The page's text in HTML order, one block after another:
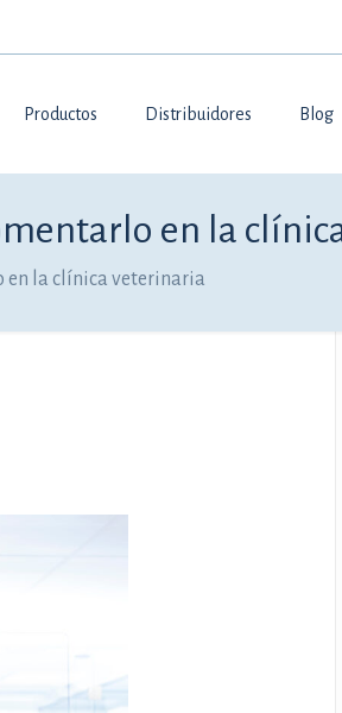
Productos Distribuidores Blog
en la
en la clínica veterinaria